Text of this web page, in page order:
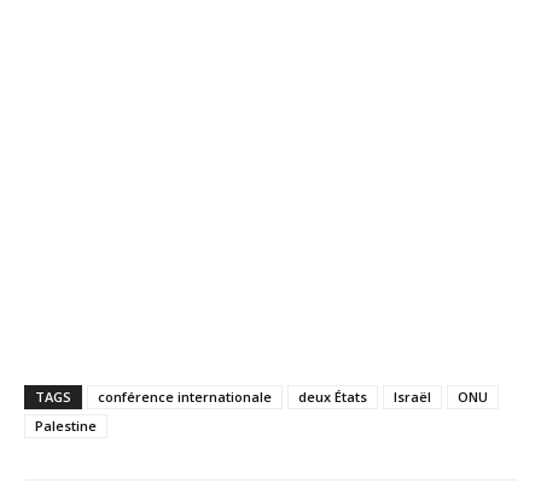
TAGS conférence internationale deux États Israël
ONU
Palestine